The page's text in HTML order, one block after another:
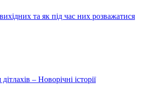
та як під час них розважатися
– Новорічні історії